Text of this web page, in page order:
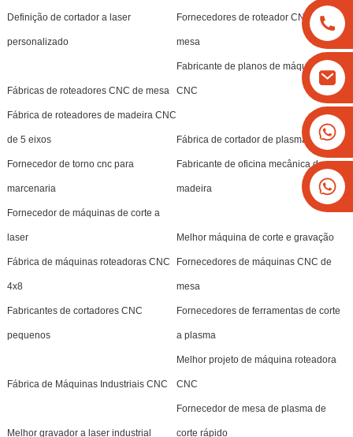
Definição de cortador a laser
personalizado
Fornecedores de roteador CNC de
mesa
Fábricas de roteadores CNC de mesa
Fabricante de planos de máquinas
CNC
Fábrica de roteadores de madeira CNC
de 5 eixos Fábrica de cortador de plasma mini cnc
Fornecedor de torno cnc para
marcenaria
Fabricante de oficina mecânica de
madeira
Fornecedor de máquinas de corte a
laser Melhor máquina de corte e gravação
Fábrica de máquinas roteadoras CNC
4x8
Fornecedores de máquinas CNC de
mesa
Fabricantes de cortadores CNC
pequenos
Fornecedores de ferramentas de corte
a plasma
Fábrica de Máquinas Industriais CNC
Melhor projeto de máquina roteadora
CNC
Melhor gravador a laser industrial
Fornecedor de mesa de plasma de
corte rápido